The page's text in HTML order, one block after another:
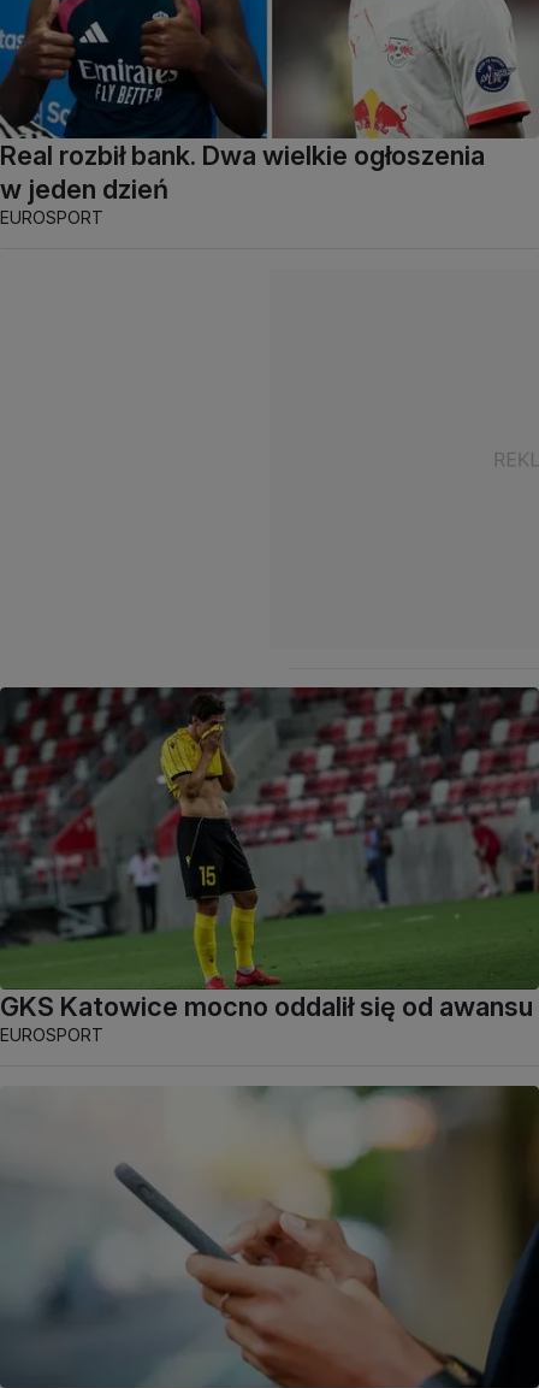
Real rozbił bank. Dwa wielkie ogłoszenia
w jeden dzień
EUROSPORT
GKS Katowice mocno oddalił się od awansu
EUROSPORT